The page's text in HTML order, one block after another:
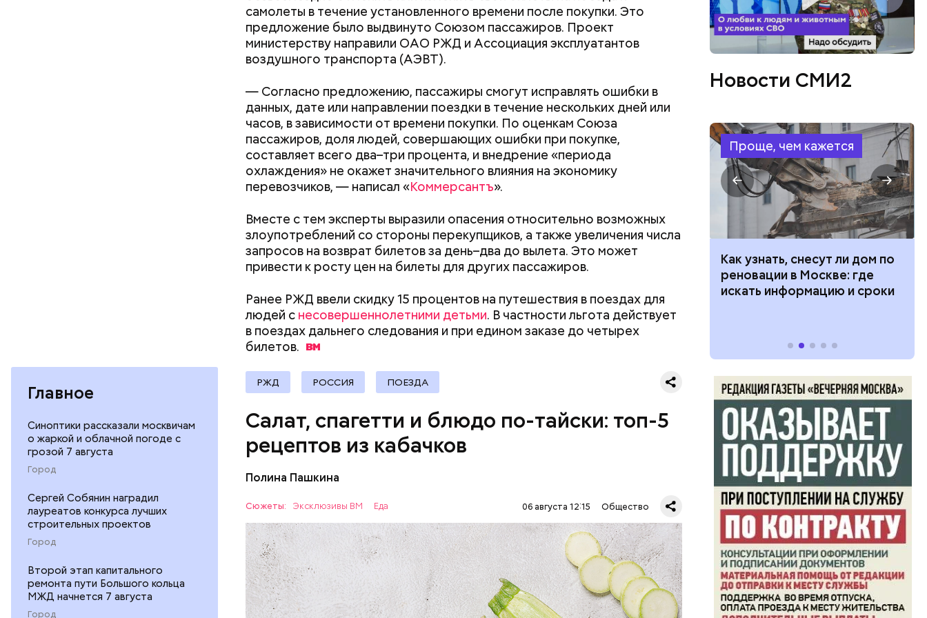
Главное
Синоптики рассказали москвичам
о жаркой и облачной погоде с
грозой 7 августа
Город
Сергей Собянин наградил
лауреатов конкурса лучших
строительных проектов
Город
Второй этап капитального
ремонта пути Большого кольца
МЖД начнется 7 августа
Город
самолеты в течение установленного времени после покупки. Это
предложение было выдвинуто Союзом пассажиров. Проект
министерству направили ОАО РЖД и Ассоциация эксплуатантов
воздушного транспорта (АЭВТ).
— Согласно предложению, пассажиры смогут исправлять ошибки в
данных, дате или направлении поездки в течение нескольких дней или
часов, в зависимости от времени покупки. По оценкам Союза
пассажиров, доля людей, совершающих ошибки при покупке,
составляет всего два–три процента, и внедрение «периода
охлаждения» не окажет значительного влияния на экономику
перевозчиков, — написал «Коммерсантъ».
Вместе с тем эксперты выразили опасения относительно возможных
злоупотреблений со стороны перекупщиков, а также увеличения числа
запросов на возврат билетов за день–два до вылета. Это может
привести к росту цен на билеты для других пассажиров.
Ранее РЖД ввели скидку 15 процентов на путешествия в поездах для
людей с несовершеннолетними детьми. В частности льгота действует
в поездах дальнего следования и при едином заказе до четырех
билетов.
РЖД РОССИЯ ПОЕЗДА
Салат, спагетти и блюдо по-тайски: топ-5
рецептов из кабачков
Полина Пашкина
Сюжеты: Эксклюзивы ВМ Еда 06 августа 12:15 Общество
Ингредиенты:
кабачок;
петрушка;
чеснок;
оливковое масло;
соль.
ЕДА ОВОЩИ РЕЦЕПТЫ
Вред дыни
Фото: Shutterstock
Новости СМИ2
Проще, чем кажется
Как поменять батареи дома и
Как получить до 100 тысяч
рублей от государства при
претендовать и какие нужны
документы
Как узнать, снесут ли дом по
реновации в Москве: где
Как предотвратить развитие
диабета